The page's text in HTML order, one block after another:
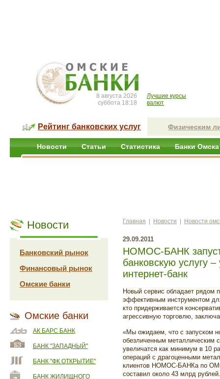
8 августа 2026
суббота 18:18
Лучшие курсы
валют
Рейтинг банковских услуг Физическим
Новости Статьи Статистика Банки Омска
Новости
Банковский рынок
Финансовый рынок
Омские банки
Омские банки
АК БАРС БАНК
БАНК "ЗАПАДНЫЙ"
БАНК "ФК ОТКРЫТИЕ"
БАНК ЖИЛИЩНОГО
Главная Новости Новости
29.09.2011
НОМОС-БАНК
банковскую услугу
интернет-банк
Новый сервис обладает рядом
эффективным инструментом
кто придерживается
агрессивную торговлю,
«Мы ожидаем, что с запуском
обезличенным металлическим
увеличатся как минимум в 10
операций с драгоценными
клиентов НОМОС-БАНКа по
составил около 43 млрд рублей.